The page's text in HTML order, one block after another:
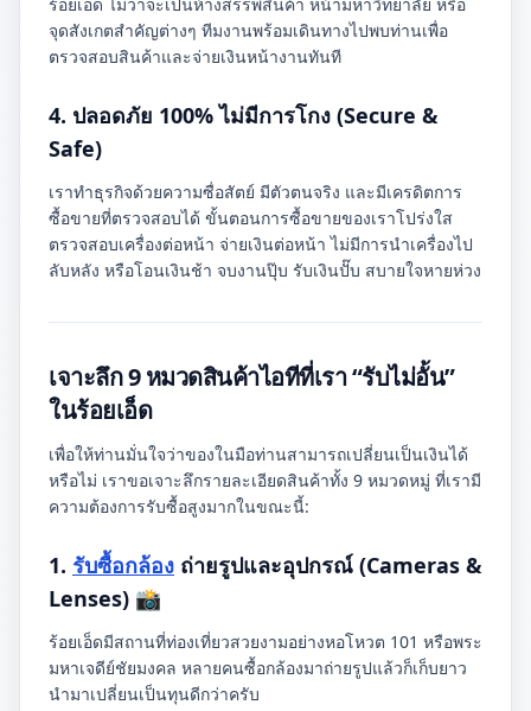
จุดสังเกตสำคัญต่างๆ ทีมงานพร้อมเดินทางไปพบท่านเพื่อ
ตรวจสอบสินค้าและจ่ายเงินหน้างานทันที
4. ปลอดภัย 100% ไม่มีการโกง (Secure &
Safe)
เราทำธุรกิจด้วยความซื่อสัตย์ มีตัวตนจริง และมีเครดิตการ
ซื้อขายที่ตรวจสอบได้ ขั้นตอนการซื้อขายของเราโปร่งใส
ตรวจสอบเครื่องต่อหน้า จ่ายเงินต่อหน้า ไม่มีการนำเครื่องไป
ลับหลัง หรือโอนเงินช้า จบงานปุ๊บ รับเงินปั๊บ สบายใจหายห่วง
เจาะลึก 9 หมวดสินค้าไอทีที่เรา “รับไม่อั้น”
ในร้อยเอ็ด
เพื่อให้ท่านมั่นใจว่าของในมือท่านสามารถเปลี่ยนเป็นเงินได้
หรือไม่ เราขอเจาะลึกรายละเอียดสินค้าทั้ง 9 หมวดหมู่ ที่เรามี
ความต้องการรับซื้อสูงมากในขณะนี้:
1. รับซื้อกล้อง ถ่ายรูปและอุปกรณ์ (Cameras &
Lenses) 📸
ร้อยเอ็ดมีสถานที่ท่องเที่ยวสวยงามอย่างหอโหวต 101 หรือพระ
มหาเจดีย์ชัยมงคล หลายคนซื้อกล้องมาถ่ายรูปแล้วก็เก็บยาว
นำมาเปลี่ยนเป็นทุนดีกว่าครับ